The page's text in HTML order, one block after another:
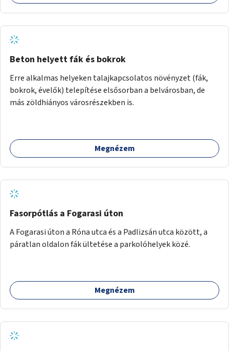
Beton helyett fák és bokrok
Erre alkalmas helyeken talajkapcsolatos növényzet (fák,
bokrok, évelők) telepítése elsősorban a belvárosban, de
más zöldhiányos városrészekben is.
Megnézem
Fasorpótlás a Fogarasi úton
A Fogarasi úton a Róna utca és a Padlizsán utca között, a
páratlan oldalon fák ültetése a parkolóhelyek közé.
Megnézem